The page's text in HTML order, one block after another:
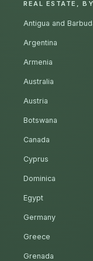
REAL ESTATE,
Antigua and
Argentina
Armenia
Australia
Austria
Botswana
Canada
Cyprus
Dominica
Egypt
Germany
Greece
Grenada